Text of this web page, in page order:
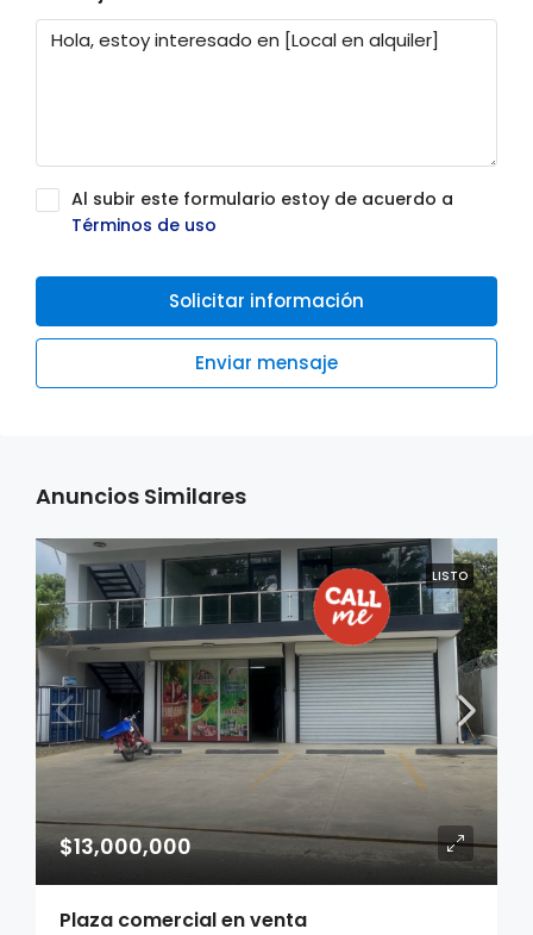
Al subir este formulario estoy de acuerdo a
Términos de uso
Solicitar información
Enviar mensaje
Anuncios Similares
LISTO
$13,000,000
Plaza comercial en venta